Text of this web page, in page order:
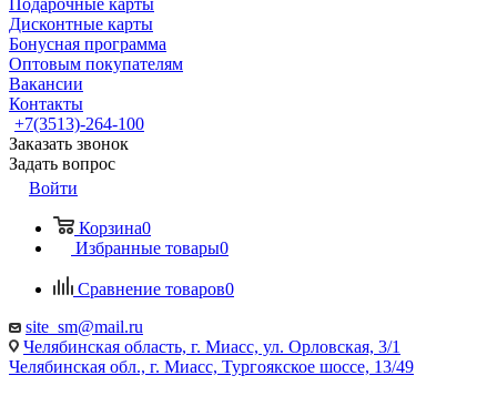
Подарочные карты
Дисконтные карты
Бонусная программа
Оптовым покупателям
Вакансии
Контакты
+7(3513)-264-100
Заказать звонок
Задать вопрос
Войти
Корзина0
Избранные товары0
Сравнение товаров0
site_sm@mail.ru
Челябинская область, г. Миасс, ул. Орловская, 3/1
Челябинская обл., г. Миасс, Тургоякское шоссе, 13/49